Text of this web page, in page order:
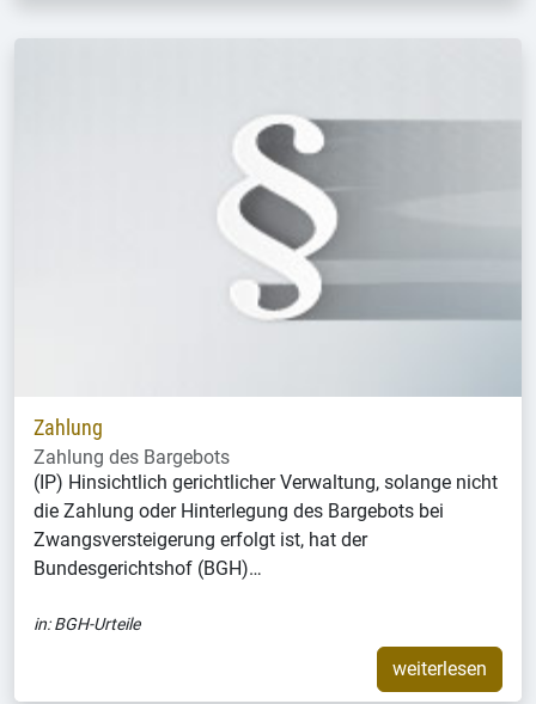
Zahlung
Zahlung des Bargebots
(IP) Hinsichtlich gerichtlicher Verwaltung, solange nicht
die Zahlung oder Hinterlegung des Bargebots bei
Zwangsversteigerung erfolgt ist, hat der
Bundesgerichtshof (BGH)…
in:BGH-Urteile
weiterlesen